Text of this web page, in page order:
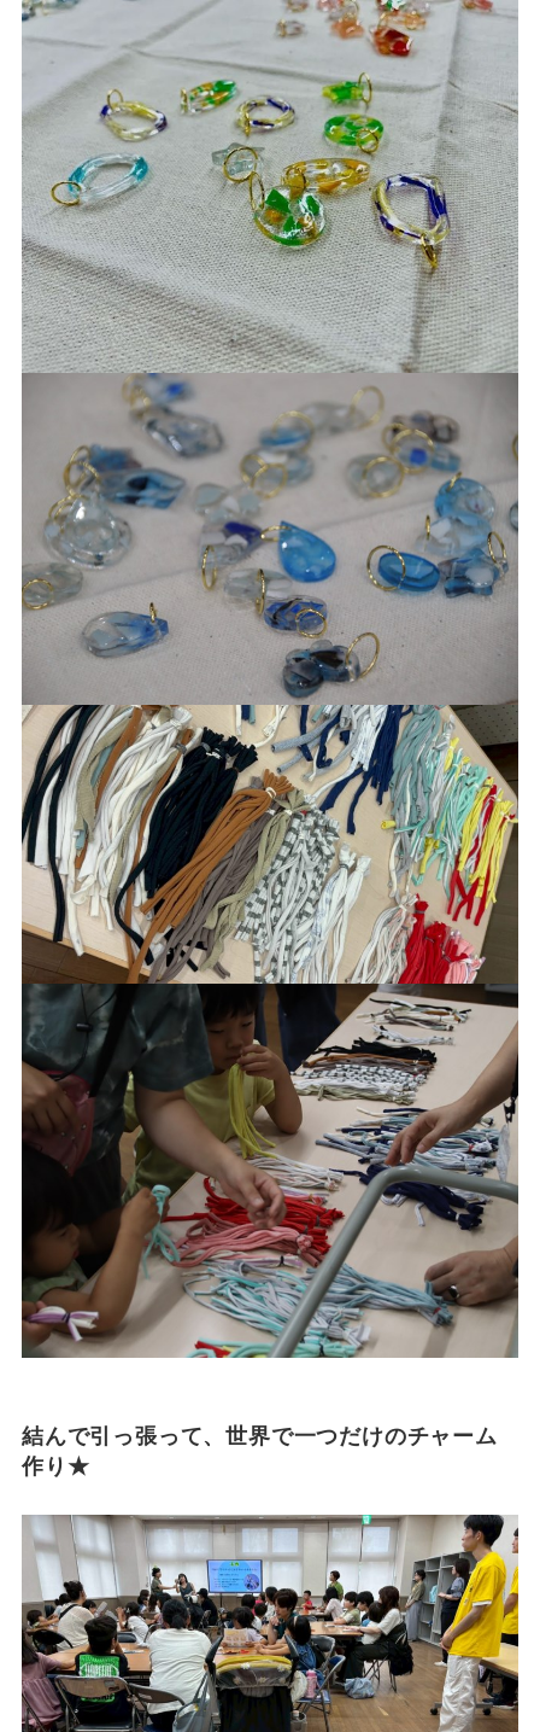
結んで引っ張って、世界で一つだけのチャーム
作り★